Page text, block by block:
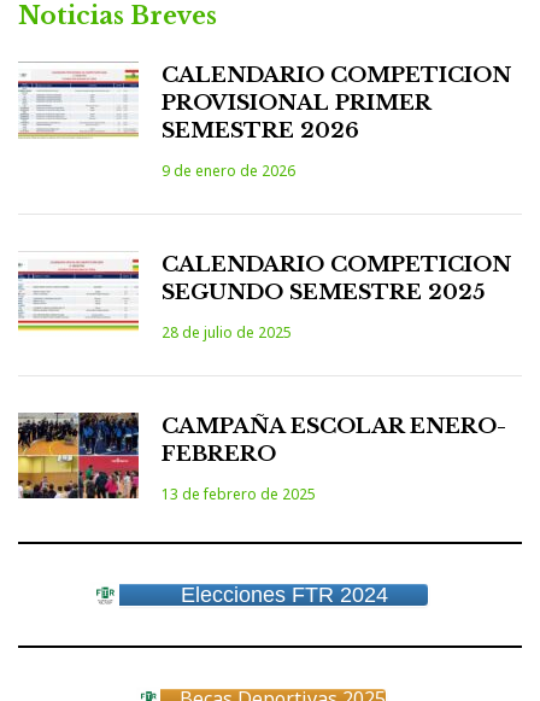
Noticias Breves
CALENDARIO COMPETICION
PROVISIONAL PRIMER
SEMESTRE 2026
9 de enero de 2026
CALENDARIO COMPETICION
SEGUNDO SEMESTRE 2025
28 de julio de 2025
CAMPAÑA ESCOLAR ENERO-
FEBRERO
13 de febrero de 2025
Elecciones FTR 2024